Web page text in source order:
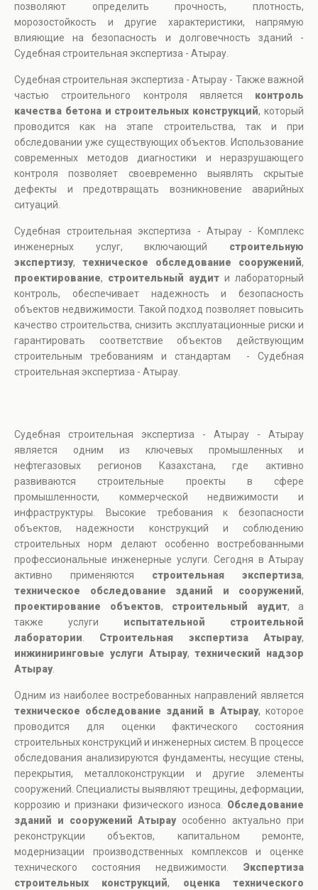
позволяют определить прочность, плотность,
морозостойкость и другие характеристики, напрямую
влияющие на безопасность и долговечность зданий -
Судебная строительная экспертиза - Атырау.
Судебная строительная экспертиза - Атырау - Также важной
частью строительного контроля является контроль
качества бетона и строительных конструкций, который
проводится как на этапе строительства, так и при
обследовании уже существующих объектов. Использование
современных методов диагностики и неразрушающего
контроля позволяет своевременно выявлять скрытые
дефекты и предотвращать возникновение аварийных
ситуаций.
Судебная строительная экспертиза - Атырау - Комплекс
инженерных услуг, включающий строительную
экспертизу, техническое обследование сооружений,
проектирование, строительный аудит и лабораторный
контроль, обеспечивает надежность и безопасность
объектов недвижимости. Такой подход позволяет повысить
качество строительства, снизить эксплуатационные риски и
гарантировать соответствие объектов действующим
строительным требованиям и стандартам - Судебная
строительная экспертиза - Атырау.
Судебная строительная экспертиза - Атырау - Атырау
является одним из ключевых промышленных и
нефтегазовых регионов Казахстана, где активно
развиваются строительные проекты в сфере
промышленности, коммерческой недвижимости и
инфраструктуры. Высокие требования к безопасности
объектов, надежности конструкций и соблюдению
строительных норм делают особенно востребованными
профессиональные инженерные услуги. Сегодня в Атырау
активно применяются строительная экспертиза,
техническое обследование зданий и сооружений,
проектирование объектов, строительный аудит, а
также услуги испытательной строительной
лаборатории
Строительная экспертиза Атырау,
инжиниринговые услуги Атырау,технический надзор
Атырау.
Одним из наиболее востребованных направлений является
техническое обследование зданий в Атырау, которое
проводится для оценки фактического состояния
строительных конструкций и инженерных систем. В процессе
обследования анализируются фундаменты, несущие стены,
перекрытия, металлоконструкции и другие элементы
сооружений. Специалисты выявляют трещины, деформации,
коррозию и признаки физического износа. Обследование
зданий и сооружений Атырауособенно актуально при
реконструкции объектов, капитальном ремонте,
модернизации производственных комплексов и оценке
технического состояния недвижимости. Экспертиза
строительных конструкций, оценка технического